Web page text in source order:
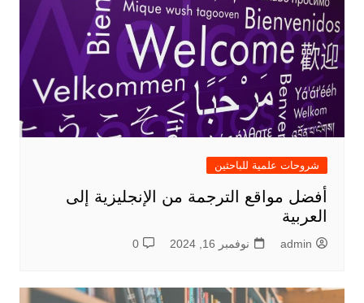
شروحات علمية للباحثين
أفضل مواقع الترجمة من الإنجليزية إلى
العربية
admin نوفمبر 16, 2024 0